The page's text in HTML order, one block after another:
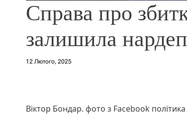
Справа про
залишила
12 Лютого, 2025
Віктор Бондар. фото з Facebook політика